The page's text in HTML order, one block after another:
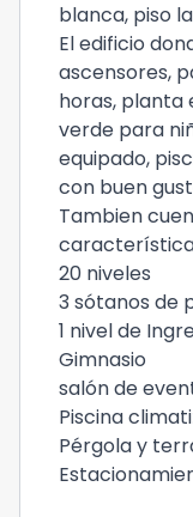
blanca, piso
El edificio
ascensores,
horas, planta
verde para
equipado,
con buen
Tambien
20 niveles
3 sótanos de
1 nivel de
Gimnasio
salón de
Piscina
Pérgola y